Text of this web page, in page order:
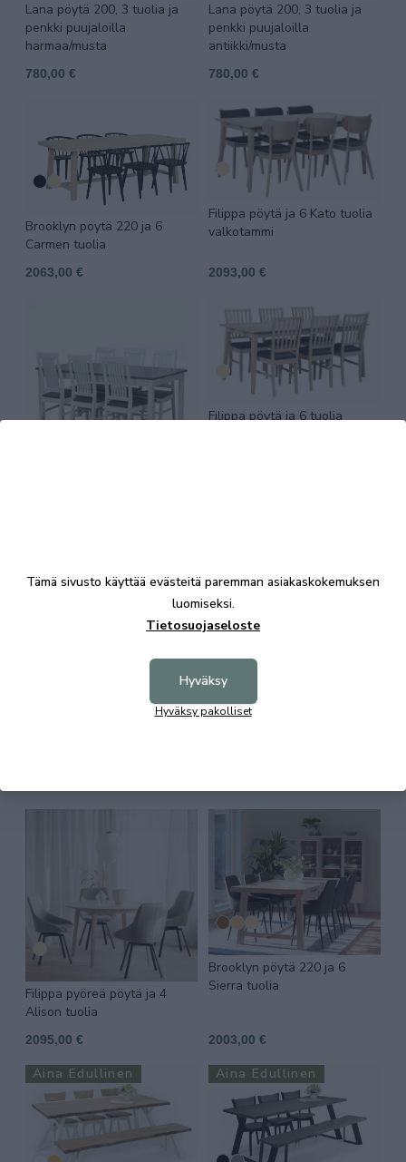
Lana pöytä 200, 3 tuolia ja
penkki puujaloilla
harmaa/musta
780,00 €
Lana pöytä 200, 3 tuolia ja
penkki puujaloilla
antiikki/musta
780,00 €
Brooklyn pöytä 220 ja 6
Carmen tuolia
2063,00 €
Filippa pöytä ja 6 Kato tuolia
valkotammi
2093,00 €
Filippa pöytä ja 6 tuolia
Filippa pyöreä pöytä ja 4
Alison tuolia
2095,00 €
Brooklyn pöytä 220 ja 6
Sierra tuolia
2003,00 €
Aina Edullinen Aina Edullinen
Tämä sivusto käyttää evästeitä paremman asiakaskokemuksen
luomiseksi.
Tietosuojaseloste
Hyväksy
Hyväksy pakolliset